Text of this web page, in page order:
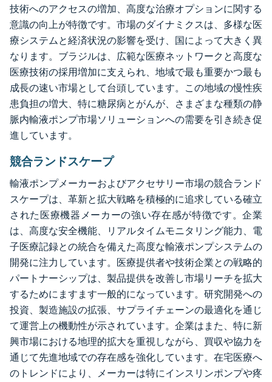
技術へのアクセスの増加、高度な治療オプションに関する
意識の向上が特徴です。市場のダイナミクスは、多様な医
療システムと経済状況の影響を受け、国によって大きく異
なります。ブラジルは、広範な医療ネットワークと高度な
医療技術の採用増加に支えられ、地域で最も重要かつ最も
成長の速い市場として台頭しています。この地域の慢性疾
患負担の増大、特に糖尿病とがんが、さまざまな種類の静
脈内輸液ポンプ市場ソリューションへの需要を引き続き促
進しています。
競合ランドスケープ
輸液ポンプメーカーおよびアクセサリー市場の競合ランド
スケープは、革新と拡大戦略を積極的に追求している確立
された医療機器メーカーの強い存在感が特徴です。企業
は、高度な安全機能、リアルタイムモニタリング能力、電
子医療記録との統合を備えた高度な輸液ポンプシステムの
開発に注力しています。医療提供者や技術企業との戦略的
パートナーシップは、製品提供を改善し市場リーチを拡大
するためにますます一般的になっています。研究開発への
投資、製造施設の拡張、サプライチェーンの最適化を通じ
て運営上の機動性が示されています。企業はまた、特に新
興市場における地理的拡大を重視しながら、買収や協力を
通じて先進地域での存在感を強化しています。在宅医療へ
のトレンドにより、メーカーは特にインスリンポンプや疼